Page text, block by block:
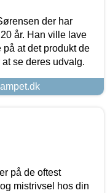
der har
år. Han ville lave
at det produkt de
se deres udvalg.
på de oftest
mistrivsel hos din